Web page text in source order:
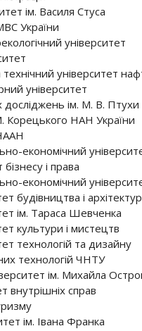
ім. Василя Стуса
України
університет
університет
університет
досліджень ім. М. В.
Корецького НАН України
економічний
і права
економічний
будівництва і
ім. Тараса Шевченка
культури і мистецтв
технологій та дизайну
технологій ЧНТУ
ім. Михайла
внутрішніх справ
ім. Івана Франка